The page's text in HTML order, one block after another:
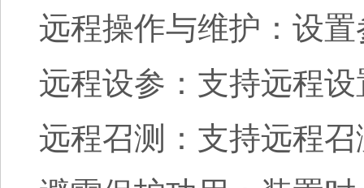
远程操作与维护：设
远程设参：支持远程
远程召测：支持远程